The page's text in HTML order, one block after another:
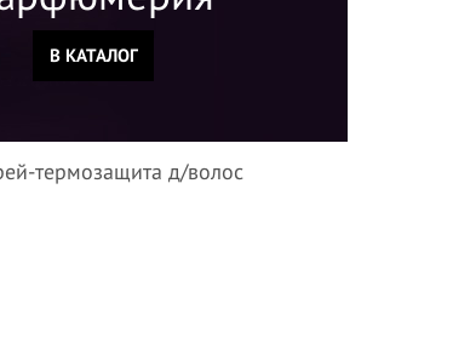
В КАТАЛОГ
термозащита д/волос